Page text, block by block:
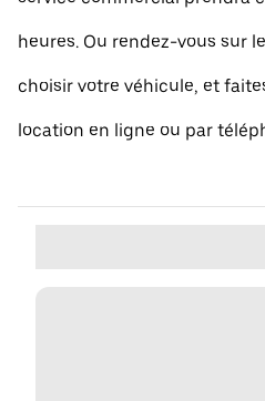
heures. Ou rendez-vous sur
choisir votre véhicule, et
location en ligne ou par